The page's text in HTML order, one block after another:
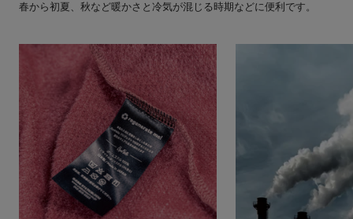
春から初夏、秋など暖かさと冷気が混じる時期などに便利です。